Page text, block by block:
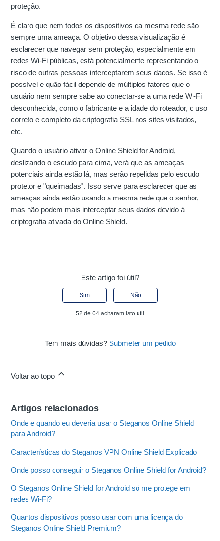
proteção.
É claro que nem todos os dispositivos da mesma rede são
sempre uma ameaça. O objetivo dessa visualização é
esclarecer que navegar sem proteção, especialmente em
redes Wi-Fi públicas, está potencialmente representando o
risco de outras pessoas interceptarem seus dados. Se isso é
possível e quão fácil depende de múltiplos fatores que o
usuário nem sempre sabe ao conectar-se a uma rede Wi-Fi
desconhecida, como o fabricante e a idade do roteador, o uso
correto e completo da criptografia SSL nos sites visitados,
etc.
Quando o usuário ativar o Online Shield for Android,
deslizando o escudo para cima, verá que as ameaças
potenciais ainda estão lá, mas serão repelidas pelo escudo
protetor e "queimadas". Isso serve para esclarecer que as
ameaças ainda estão usando a mesma rede que o senhor,
mas não podem mais interceptar seus dados devido à
criptografia ativada do Online Shield.
Este artigo foi útil?
Sim Não
52 de 64 acharam isto útil
Tem mais dúvidas? Submeter um pedido
Voltar ao topo
Artigos relacionados
Onde e quando eu deveria usar o Steganos Online Shield
para Android?
Características do Steganos VPN Online Shield Explicado
Onde posso conseguir o Steganos Online Shield for Android?
O Steganos Online Shield for Android só me protege em
redes Wi-Fi?
Quantos dispositivos posso usar com uma licença do
Steganos Online Shield Premium?